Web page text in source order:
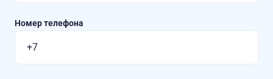
Номер телефона